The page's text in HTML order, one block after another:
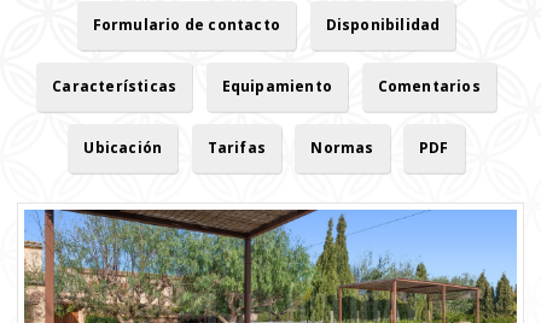
Formulario de contacto Disponibilidad
Características Equipamiento Comentarios
Ubicación Tarifas Normas PDF